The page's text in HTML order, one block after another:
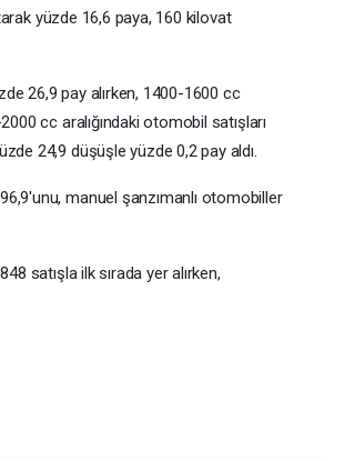
yüzde 16,6 paya, 160 kilovat
26,9 pay alırken, 1400-1600 cc
cc aralığındaki otomobil satışları
24,9 düşüşle yüzde 0,2 pay aldı.
manuel şanzımanlı otomobiller
satışla ilk sırada yer alırken,